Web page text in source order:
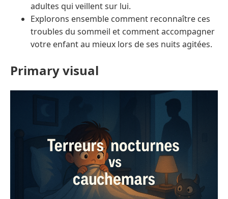
adultes qui veillent sur lui.
Explorons ensemble comment reconnaître ces
troubles du sommeil et comment accompagner
votre enfant au mieux lors de ses nuits agitées.
Primary visual